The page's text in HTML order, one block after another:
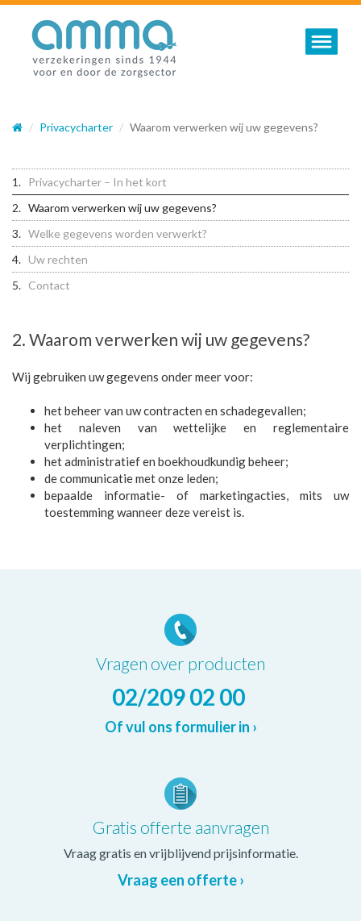
Toggle
Privacycharter Waarom verwerken wij uw gegevens?
Privacycharter – In het kort
Waarom verwerken wij uw gegevens?
Welke gegevens worden verwerkt?
Uw rechten
Contact
2. Waarom verwerken wij uw gegevens?
Wij gebruiken uw gegevens onder meer voor:
het beheer van uw contracten en schadegevallen;
het naleven van wettelijke en reglementaire
verplichtingen;
het administratief en boekhoudkundig beheer;
de communicatie met onze leden;
bepaalde informatie- of marketingacties, mits uw
toestemming wanneer deze vereist is.
Vragen over producten
02/209 02 00
Of vul ons formulier in ›
Gratis offerte aanvragen
Vraag gratis en vrijblijvend prijsinformatie.
Vraag een offerte ›